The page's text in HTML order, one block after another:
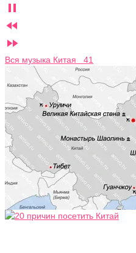



Вся музыка Китая 41